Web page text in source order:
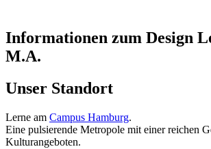
Informationen zum Design
M.A.
Unser Standort
Lerne am Campus Hamburg.
Eine pulsierende Metropole mit einer reichen
Kulturangeboten.